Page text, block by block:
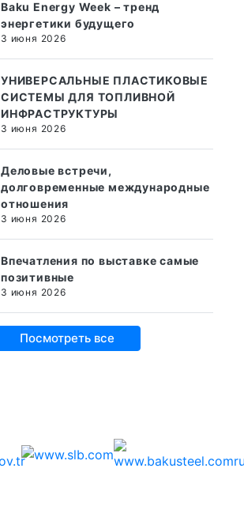
Baku Energy Week – тренд
энергетики будущего
3 июня 2026
УНИВЕРСАЛЬНЫЕ ПЛАСТИКОВЫЕ
СИСТЕМЫ ДЛЯ ТОПЛИВНОЙ
ИНФРАСТРУКТУРЫ
3 июня 2026
Деловые встречи,
долговременные международные
отношения
3 июня 2026
Впечатления по выставке самые
позитивные
3 июня 2026
Посмотреть все